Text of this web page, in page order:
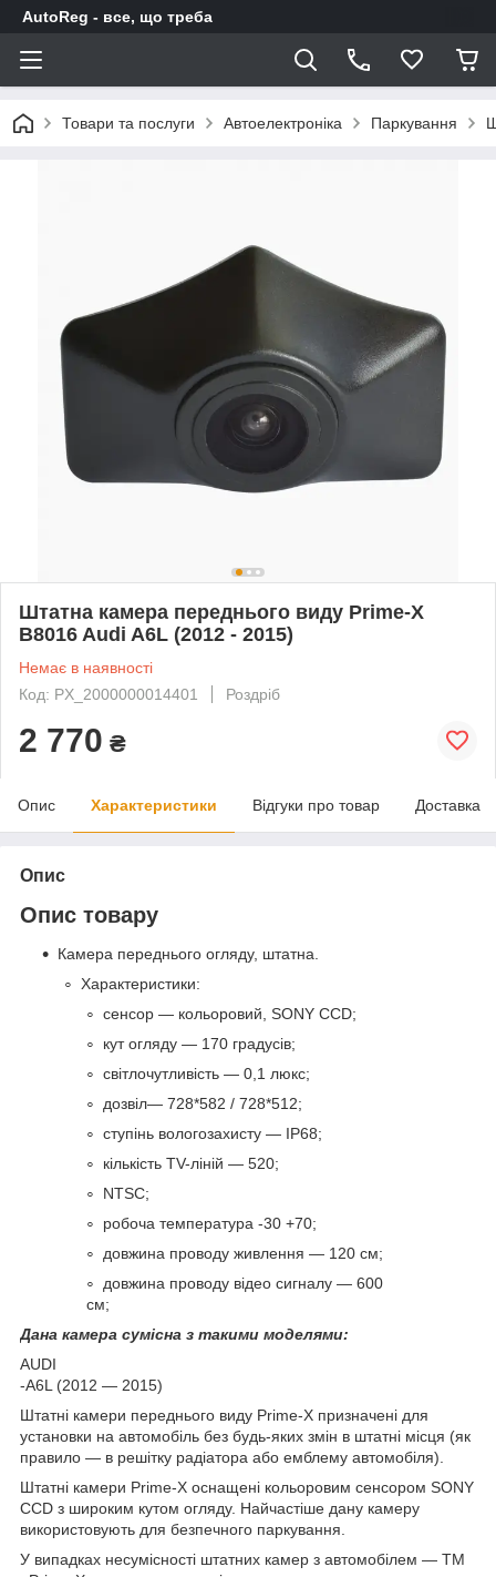
AutoReg - все, що треба
Товари та послуги Автоелектроніка Паркування
Штатна камера переднього виду Prime-X
B8016 Audi A6L (2012 - 2015)
Немає в наявності
Код: PX_2000000014401
Роздріб
2 770 ₴
Опис Характеристики Відгуки про товар Доставка
Опис
Опис товару
Камера переднього огляду, штатна.
Характеристики:
сенсор — кольоровий, SONY CCD;
кут огляду — 170 градусів;
світлочутливість — 0,1 люкс;
дозвіл— 728*582 / 728*512;
ступінь вологозахисту — IP68;
кількість TV-ліній — 520;
NTSC;
робоча температура -30 +70;
довжина проводу живлення — 120 см;
довжина проводу відео сигналу — 600
см;
Дана камера сумісна з такими моделями:
AUDI
-A6L (2012 — 2015)
Штатні камери переднього виду Prime-X призначені для
установки на автомобіль без будь-яких змін в штатні місця (як
правило — в решітку радіатора або емблему автомобіля).
Штатні камери Prime-X оснащені кольоровим сенсором SONY
CCD з широким кутом огляду. Найчастіше дану камеру
використовують для безпечного паркування.
У випадках несумісності штатних камер з автомобілем — ТМ